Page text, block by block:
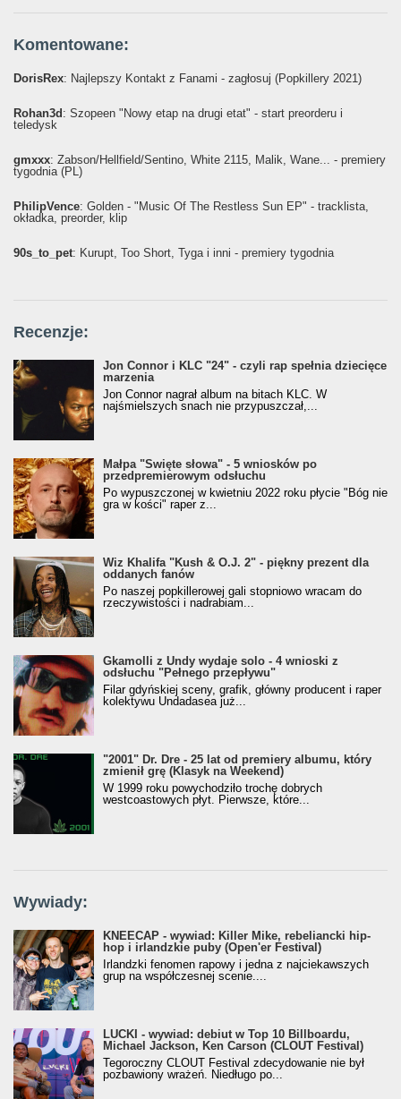
Komentowane:
DorisRex: Najlepszy Kontakt z Fanami - zagłosuj (Popkillery 2021)
Rohan3d : Szopeen "Nowy etap na drugi etat" - start preorderu i
teledysk
gmxxx: Żabson/Hellfield/Sentino, White 2115, Malik, Wane... - premiery
tygodnia (PL)
PhilipVence: Golden - "Music Of The Restless Sun EP" - tracklista,
okładka, preorder, klip
90s_to_pet: Kurupt, Too Short, Tyga i inni - premiery tygodnia
Recenzje:
Jon Connor i KLC "24" - czyli rap spełnia dziecięce
marzenia
Jon Connor nagrał album na bitach KLC. W
najśmielszych snach nie przypuszczał,...
Małpa "Święte słowa" - 5 wniosków po
przedpremierowym odsłuchu
Po wypuszczonej w kwietniu 2022 roku płycie "Bóg nie
gra w kości" raper z...
Wiz Khalifa "Kush & O.J. 2" - piękny prezent dla
oddanych fanów
Po naszej popkillerowej gali stopniowo wracam do
rzeczywistości i nadrabiam...
Gkamolli z Undy wydaje solo - 4 wnioski z
odsłuchu "Pełnego przepływu"
Filar gdyńskiej sceny, grafik, główny producent i raper
kolektywu Undadasea już...
"2001" Dr. Dre - 25 lat od premiery albumu, który
zmienił grę (Klasyk na Weekend)
W 1999 roku powychodziło trochę dobrych
westcoastowych płyt. Pierwsze, które...
Wywiady:
KNEECAP - wywiad: Killer Mike, rebeliancki hip-
hop i irlandzkie puby (Open'er Festival)
Irlandzki fenomen rapowy i jedna z najciekawszych
grup na współczesnej scenie....
LUCKI - wywiad: debiut w Top 10 Billboardu,
Michael Jackson, Ken Carson (CLOUT Festival)
Tegoroczny CLOUT Festival zdecydowanie nie był
pozbawiony wrażeń. Niedługo po...